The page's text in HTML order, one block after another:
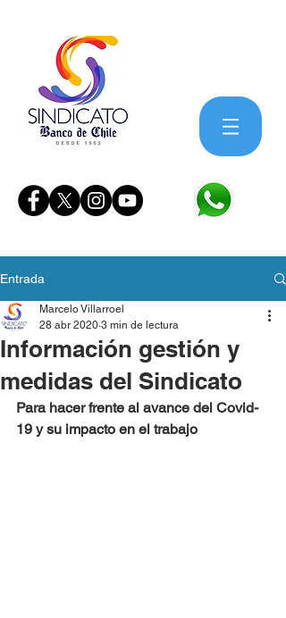
Entrada
Información gestión y
medidas del Sindicato
Marcelo Villarroel
28 abr 2020 3 min de lectura
Para hacer frente al avance del Covid-
19 y su impacto en el trabajo